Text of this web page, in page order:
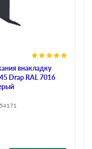
внакладку
Drap RAL 7016